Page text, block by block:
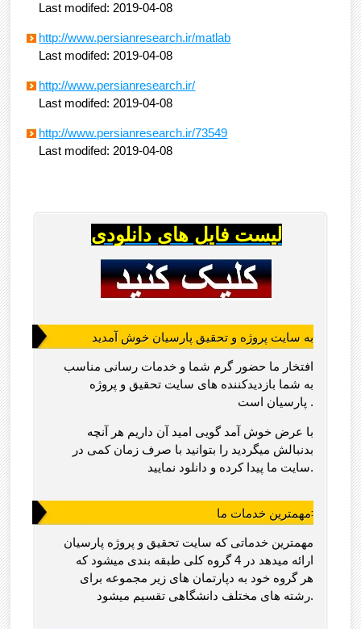
Last modifed: 2019-04-08
http://www.persianresearch.ir/matlab
Last modifed: 2019-04-08
http://www.persianresearch.ir/
Last modifed: 2019-04-08
http://www.persianresearch.ir/73549
Last modifed: 2019-04-08
لیست فایل های دانلودی
به سایت پروژه و تحقیق پارسیان خوش آمدید
افتخار ما حضور گرم شما و خدمات رسانی مناسب
به شما بازدیدکننده های سایت تحقیق و پروژه
پارسیان است .
با عرض خوش آمد گویی امید آن داریم هر آنچه
بدنبالش میگردید را بتوانید با صرف زمان کمی در
سایت ما پیدا کرده و دانلود نمایید.
مهمترین خدمات ما:
مهمترین خدماتی که سایت تحقیق و پروژه پارسیان
ارائه میدهد در 4 گروه کلی طبقه بندی میشود که
هر گروه خود به دپارتمان های زیر مجموعه برای
رشته های مختلف دانشگاهی تقسیم میشود.